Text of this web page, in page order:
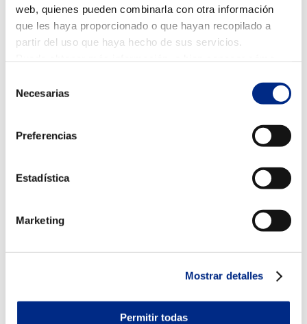
web, quienes pueden combinarla con otra información
que les haya proporcionado o que hayan recopilado a
partir del uso que haya hecho de sus servicios.
Necesarias
Preferencias
Estadística
Marketing
Mostrar detalles
Permitir todas
Dic 22, 2021